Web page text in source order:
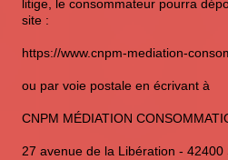
litige, le consommateur pourra
site :
https://www.cnpm-mediation-
ou par voie postale en écrivant à
CNPM MÉDIATION
27 avenue de la Libération - 42400